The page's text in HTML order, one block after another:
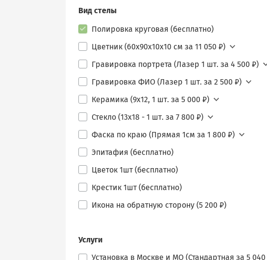
Вид стелы
Полировка круговая (бесплатно)
Цветник (60х90х10х10 см за 11 050 ₽)
Гравировка портрета (Лазер 1 шт. за 4 500 ₽)
Гравировка ФИО (Лазер 1 шт. за 2 500 ₽)
Керамика (9х12, 1 шт. за 5 000 ₽)
Стекло (13х18 - 1 шт. за 7 800 ₽)
Фаска по краю (Прямая 1см за 1 800 ₽)
Эпитафия (бесплатно)
Цветок 1шт (бесплатно)
Крестик 1шт (бесплатно)
Икона на обратную сторону (5 200 ₽)
Услуги
Установка в Москве и МО (Стандартная за 5 040